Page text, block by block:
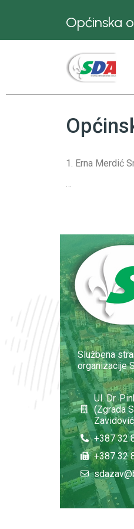
Općinska
1. Erna Merdić
Službena
organizacije
Ul. Dr.
(Zgrada
+387 32
+387 32